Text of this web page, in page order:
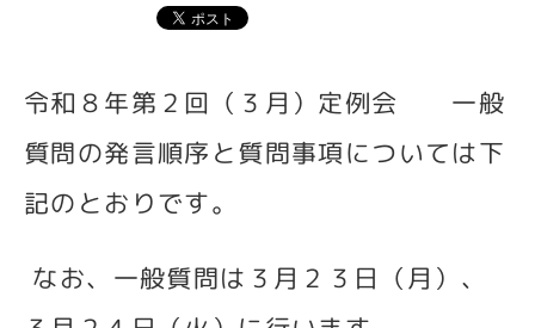
令和８年第２回（３月）定例会 一般
質問の発言順序と質問事項については下
記のとおりです。
なお、一般質問は３月２３日（月）、